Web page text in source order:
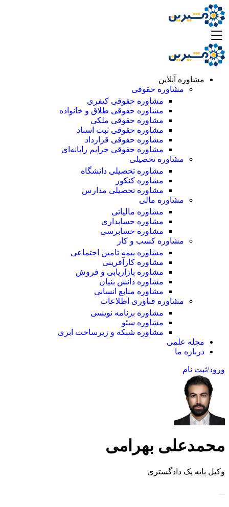
مشاوره آنلاین
مشاوره حقوقی
مشاوره حقوقی کیفری
مشاوره حقوقی طلاق و خانواده
مشاوره حقوقی ملکی
مشاوره حقوقی ثبت اسناد
مشاوره حقوقی قرارداد
مشاوره حقوقی جرایم رایانه‌ای
مشاوره تحصیلی
مشاوره تحصیلی دانشگاه
مشاوره کنکور
مشاوره تحصیلی مدارس
مشاوره مالی
مشاوره مالیاتی
مشاوره حسابداری
مشاوره حسابرسی
مشاوره کسب و کار
مشاوره بیمه تامین اجتماعی
مشاوره کارآفرینی
مشاوره بازاریابی و فروش
مشاوره دانش بنیان
مشاوره منابع انسانی
مشاوره فناوری اطلاعات
مشاوره برنامه نویسی
مشاوره سئو
مشاوره شبکه و زیرساخت ابری
مجله علمی
درباره ما
ورود/ثبت نام
محمدعلی بهرامی
وکیل پایه یک دادگستری